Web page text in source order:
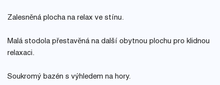
Zalesněná plocha na relax ve stínu.
Malá stodola přestavěná na další obytnou plochu pro klidnou
relaxaci.
Soukromý bazén s výhledem na hory.